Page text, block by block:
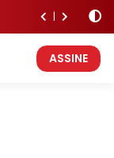
ASSINE